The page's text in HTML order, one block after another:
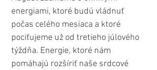
energiami, ktoré budú vládnuť
počas celého mesiaca a ktoré
pociťujeme už od tretieho júlového
týždňa. Energie, ktoré nám
pomáhajú rozšíriť naše srdcové